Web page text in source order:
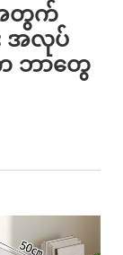
အတွက်
အလုပ်
ဘာတွေ